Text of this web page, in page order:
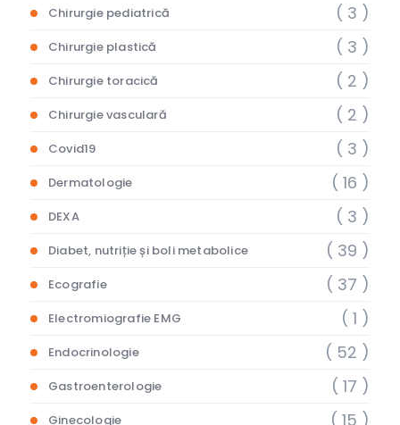
Chirurgie pediatrică ( 3 )
Chirurgie plastică ( 3 )
Chirurgie toracică ( 2 )
Chirurgie vasculară ( 2 )
Covid19 ( 3 )
Dermatologie ( 16 )
DEXA ( 3 )
Diabet, nutriție și boli metabolice ( 39 )
Ecografie ( 37 )
Electromiografie EMG ( 1 )
Endocrinologie ( 52 )
Gastroenterologie ( 17 )
Ginecologie ( 15 )